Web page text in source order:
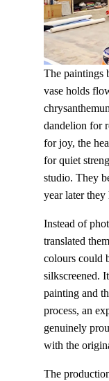
The paintings
vase holds
dandelion for
for joy, the
for quiet
studio. They
year later
Instead of
translated
colours could
silkscreened.
painting and
process, an
genuinely
with the
The